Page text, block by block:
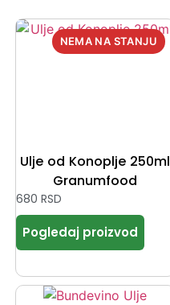
Ulje od Konoplje 250ml
Granumfood
680 RSD